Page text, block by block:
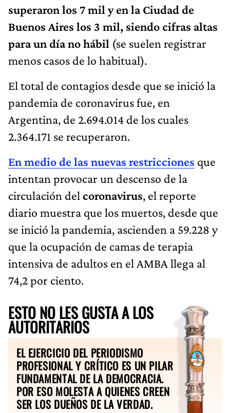
superaron los 7 mil y en la Ciudad de
Buenos Aires los 3 mil, siendo cifras altas
para un día no hábil (se suelen registrar
menos casos de lo habitual).
El total de contagios desde que se inició la
pandemia de coronavirus fue, en
Argentina, de 2.694.014 de los cuales
2.364.171 se recuperaron.
En medio de las nuevas restricciones que
intentan provocar un descenso de la
circulación del coronavirus, el reporte
diario muestra que los muertos, desde que
se inició la pandemia, ascienden a 59.228 y
que la ocupación de camas de terapia
intensiva de adultos en el AMBA llega al
74,2 por ciento.
ESTO NO LES GUSTA A LOS
AUTORITARIOS
EL EJERCICIO DEL PERIODISMO
PROFESIONAL Y CRÍTICO ES UN PILAR
FUNDAMENTAL DE LA DEMOCRACIA.
POR ESO MOLESTA A QUIENES CREEN
SER LOS DUEÑOS DE LA VERDAD.